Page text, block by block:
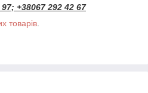
+38067 292 42 67
товарів